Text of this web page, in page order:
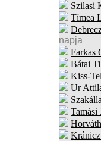
Szilasi
Tímea
napja
Farkas
Bátai
Kiss-
Ur
Tamási